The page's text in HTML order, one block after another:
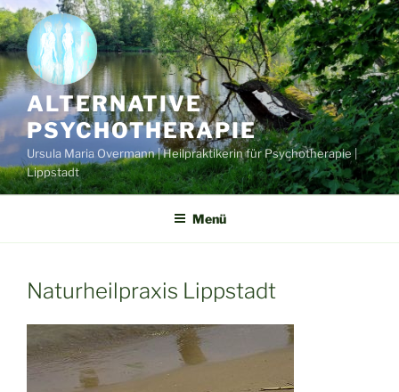
Zum
Inhalt
springen
ALTERNATIVE
PSYCHOTHERAPIE
Ursula Maria Overmann | Heilpraktikerin für Psychotherapie |
Lippstadt
Menü
Naturheilpraxis Lippstadt